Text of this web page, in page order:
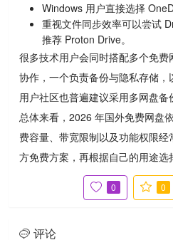
Windows 用户直接选择
重视文件同步效率可以尝试
推荐 Proton Drive。
很多技术用户会同时搭配多个免
协作，一个负责备份与隐私存储
用户社区也普遍建议采用多网盘备
总体来看，2026 年国外免费网盘
费容量、带宽限制以及功能权限
方免费方案，再根据自己的用途选
0 0
评论